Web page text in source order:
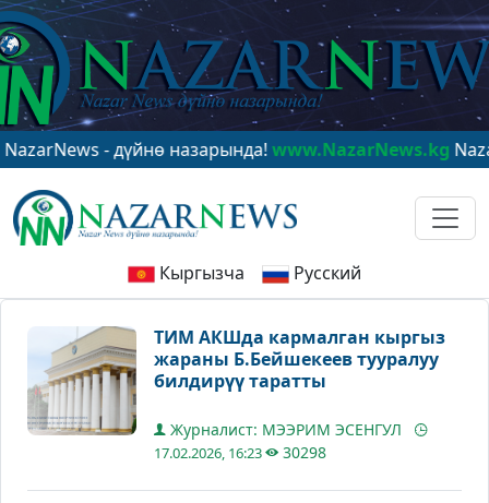
- дүйнө назарында!www.NazarNews.kg
Кыргызча Русский
ТИМ АКШда кармалган кыргыз
жараны Б.Бейшекеев тууралуу
билдирүү таратты
Журналист: МЭЭРИМ ЭСЕНГУЛ
17.02.2026, 16:23 30298